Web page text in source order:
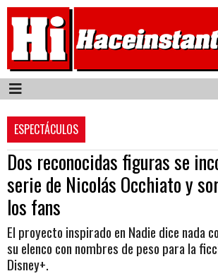
ESPECTÁCULOS
Dos reconocidas figuras se
serie de Nicolás Occhiato y
los fans
El proyecto inspirado en Nadie dice nada
su elenco con nombres de peso para la
Disney+.